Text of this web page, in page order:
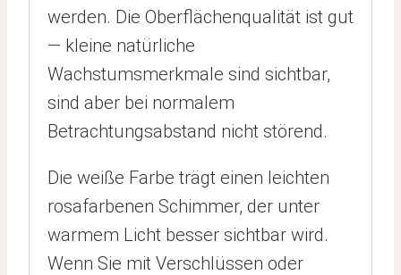
werden. Die Oberflächenqualität ist gut
— kleine natürliche
Wachstumsmerkmale sind sichtbar,
sind aber bei normalem
Betrachtungsabstand nicht störend.
Die weiße Farbe trägt einen leichten
rosafarbenen Schimmer, der unter
warmem Licht besser sichtbar wird.
Wenn Sie mit Verschlüssen oder